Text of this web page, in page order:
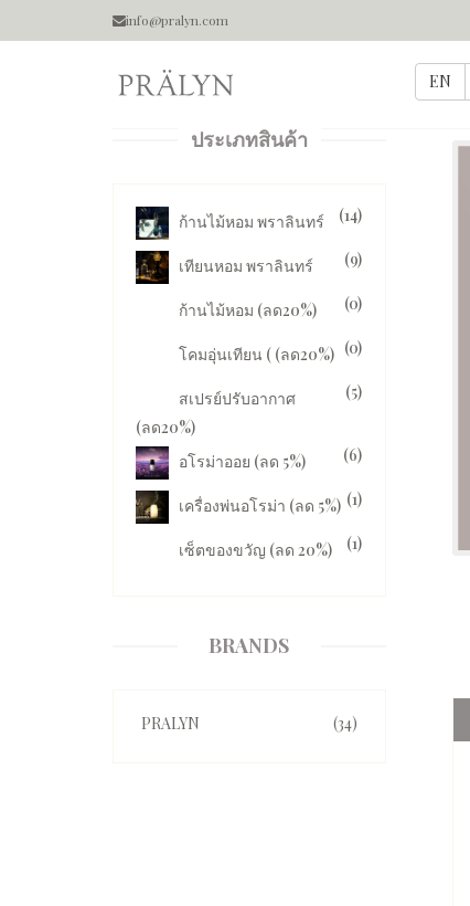
info@pralyn.com
ประเภทสินค้า
(14)
ก้านไม้หอม พราลินทร์
(9)
เทียนหอม พราลินทร์
(0)
ก้านไม้หอม (ลด20%)
(0)
โคมอุ่นเทียน ( (ลด20%)
(5)
สเปรย์ปรับอากาศ
(ลด20%)
(6)
อโรม่าออย (ลด 5%)
(1)
เครื่องพ่นอโรม่า (ลด 5%)
(1)
เซ็ตของขวัญ (ลด 20%)
BRANDS
(34)
PRALYN